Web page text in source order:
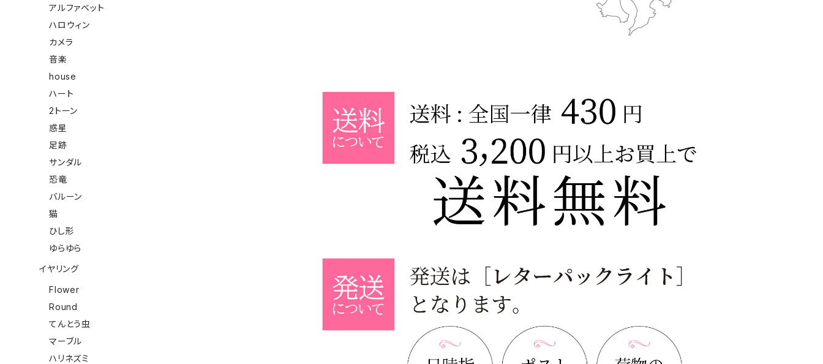
アルファベット
ハロウィン
カメラ
音楽
house
ハート
2トーン
惑星
足跡
サンダル
恐竜
バルーン
猫
ひし形
ゆらゆら
イヤリング
Flower
Round
てんとう虫
マーブル
ハリネズミ